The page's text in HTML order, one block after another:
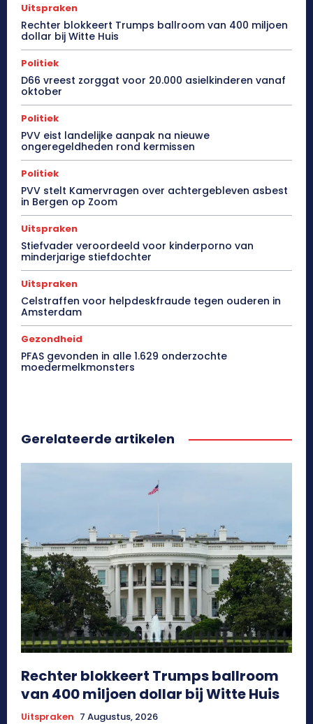
Uitspraken
Rechter blokkeert Trumps ballroom van 400 miljoen
dollar bij Witte Huis
Politiek
D66 vreest zorggat voor 20.000 asielkinderen vanaf
oktober
Politiek
PVV eist landelijke aanpak na nieuwe
ongeregeldheden rond kermissen
Politiek
PVV stelt Kamervragen over achtergebleven asbest
in Bergen op Zoom
Uitspraken
Stiefvader veroordeeld voor kinderporno van
minderjarige stiefdochter
Uitspraken
Celstraffen voor helpdeskfraude tegen ouderen in
Amsterdam
Gezondheid
PFAS gevonden in alle 1.629 onderzochte
moedermelkmonsters
Gerelateerde artikelen
Rechter blokkeert Trumps ballroom
van 400 miljoen dollar bij Witte Huis
Uitspraken 7 Augustus, 2026